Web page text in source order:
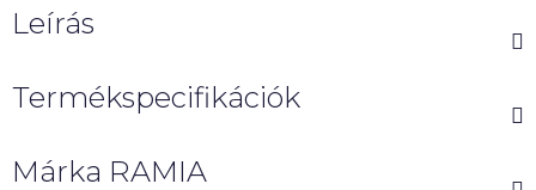
Leírás
Termékspecifikációk
Márka RAMIA